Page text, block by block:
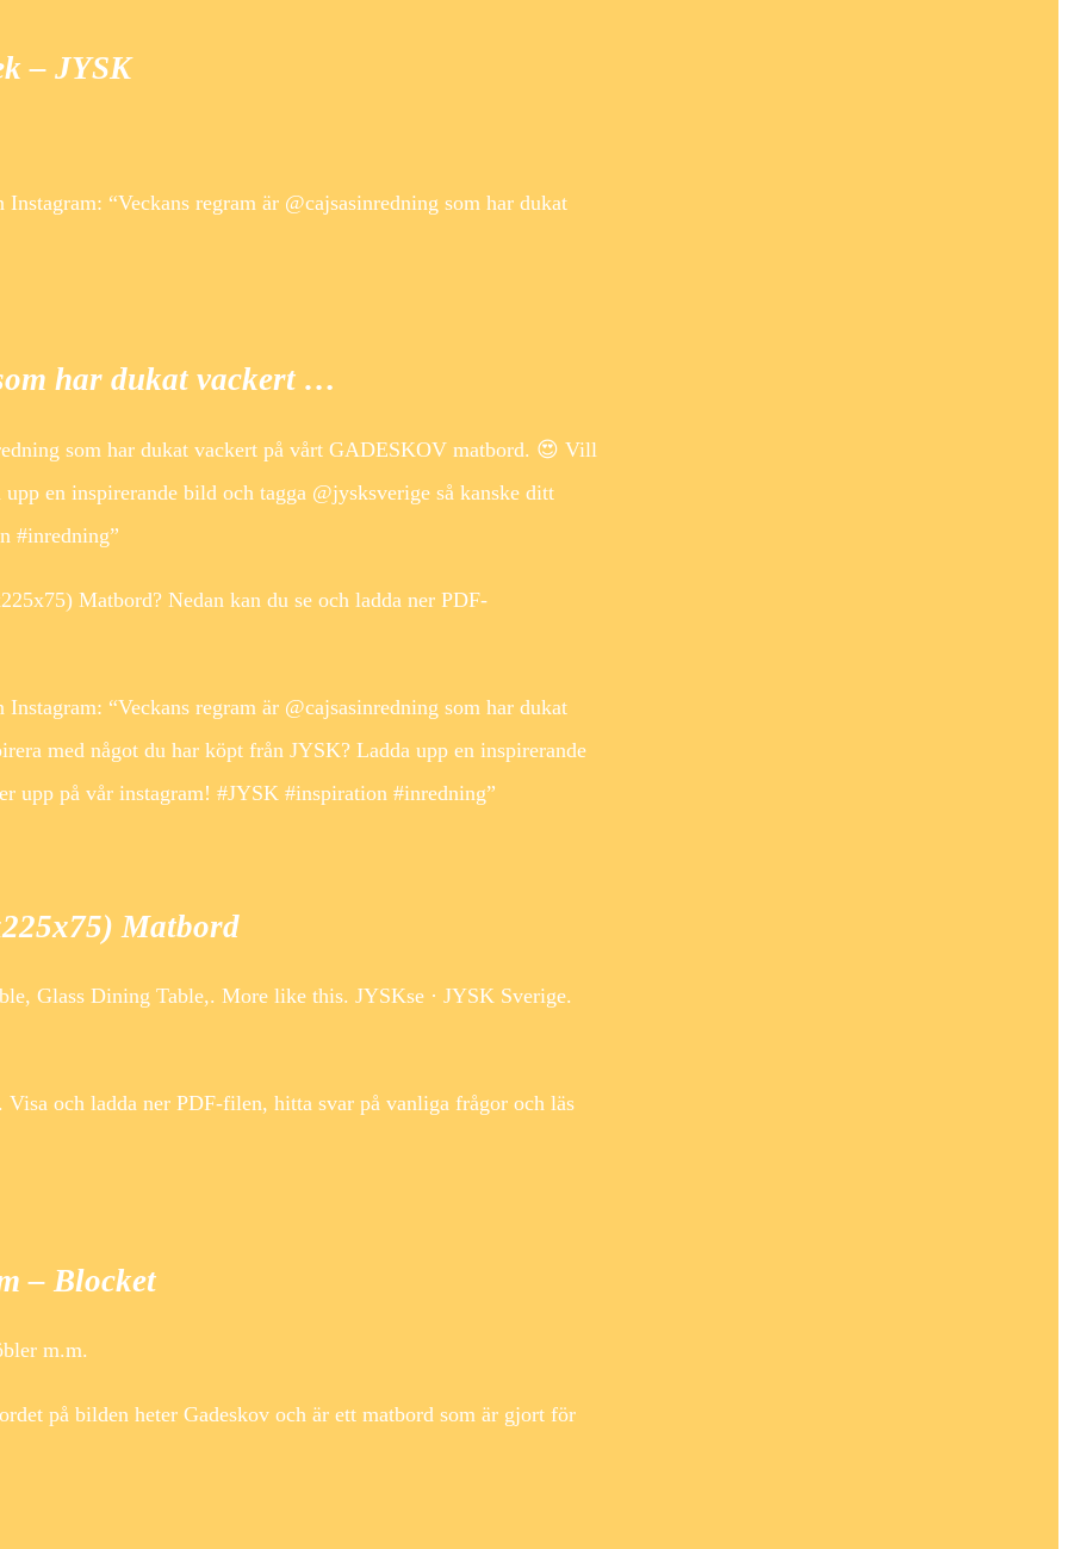
– JYSK
“Veckans regram är @cajsasinredning som har dukat
har dukat vackert …
som har dukat vackert på vårt GADESKOV matbord. 😍 Vill
en inspirerande bild och tagga @jysksverige så kanske ditt
#inredning”
Matbord? Nedan kan du se och ladda ner PDF-
“Veckans regram är @cajsasinredning som har dukat
med något du har köpt från JYSK? Ladda upp en inspirerande
upp på vår instagram! #JYSK #inspiration #inredning”
Matbord
Glass Dining Table,. More like this. JYSKse · JYSK Sverige.
och ladda ner PDF-filen, hitta svar på vanliga frågor och läs
– Blocket
m.m.
på bilden heter Gadeskov och är ett matbord som är gjort för